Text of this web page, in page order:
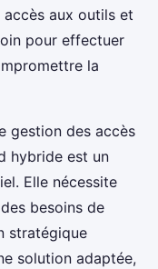
accès aux outils et
pour effectuer
la
gestion des accès
hybride est un
Elle nécessite
besoins de
stratégique
solution adaptée,